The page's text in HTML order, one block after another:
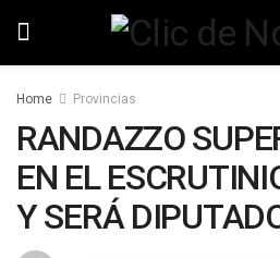
Home Provincias
RANDAZZO
EN EL
Y SERÁ